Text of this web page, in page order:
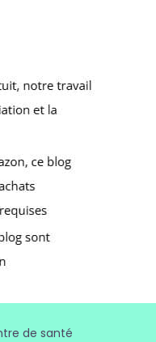
de santé